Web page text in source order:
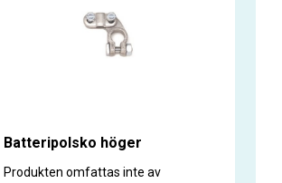
Batteripolsko höger
Produkten omfattas inte av